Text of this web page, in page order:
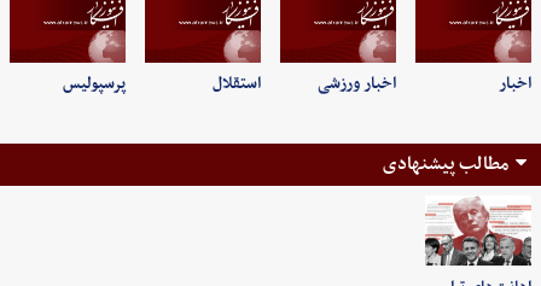
اخبار اخبار ورزشی استقلال پرسپولیس
مطالب پیشنهادی